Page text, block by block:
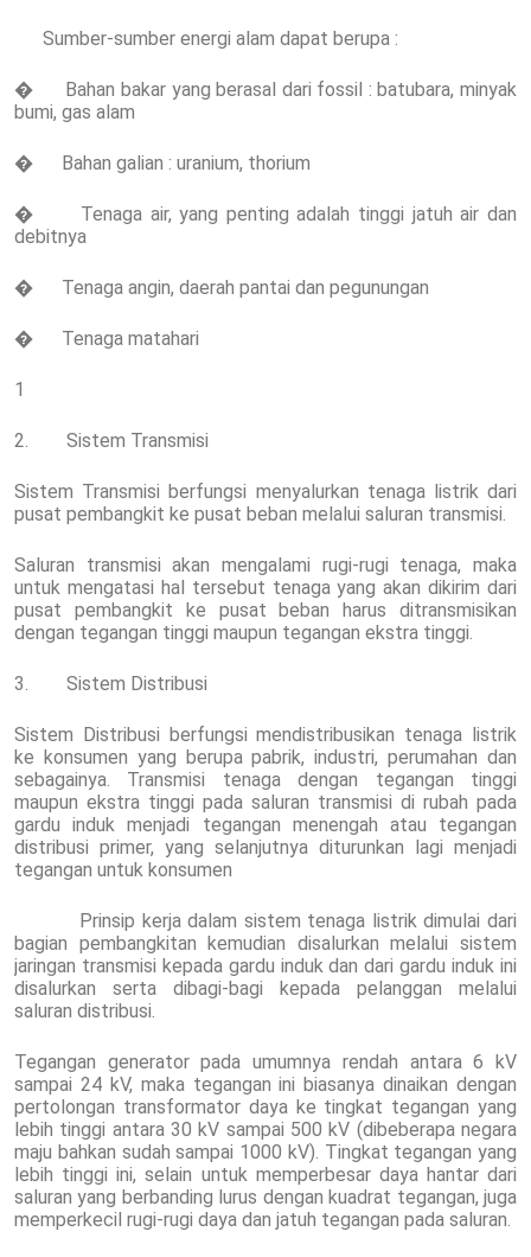
Sumber-sumber energi alam dapat berupa :
� Bahan bakar yang berasal dari fossil : batubara, minyak
bumi, gas alam
� Bahan galian : uranium, thorium
� Tenaga air, yang penting adalah tinggi jatuh air dan
debitnya
� Tenaga angin, daerah pantai dan pegunungan
� Tenaga matahari
1
2. Sistem Transmisi
Sistem Transmisi berfungsi menyalurkan tenaga listrik dari
pusat pembangkit ke pusat beban melalui saluran transmisi.
Saluran transmisi akan mengalami rugi-rugi tenaga, maka
untuk mengatasi hal tersebut tenaga yang akan dikirim dari
pusat pembangkit ke pusat beban harus ditransmisikan
dengan tegangan tinggi maupun tegangan ekstra tinggi.
3. Sistem Distribusi
Sistem Distribusi berfungsi mendistribusikan tenaga listrik
ke konsumen yang berupa pabrik, industri, perumahan dan
sebagainya. Transmisi tenaga dengan tegangan tinggi
maupun ekstra tinggi pada saluran transmisi di rubah pada
gardu induk menjadi tegangan menengah atau tegangan
distribusi primer, yang selanjutnya diturunkan lagi menjadi
tegangan untuk konsumen
Prinsip kerja dalam sistem tenaga listrik dimulai dari
bagian pembangkitan kemudian disalurkan melalui sistem
jaringan transmisi kepada gardu induk dan dari gardu induk ini
disalurkan serta dibagi-bagi kepada pelanggan melalui
saluran distribusi.
Tegangan generator pada umumnya rendah antara 6 kV
sampai 24 kV, maka tegangan ini biasanya dinaikan dengan
pertolongan transformator daya ke tingkat tegangan yang
lebih tinggi antara 30 kV sampai 500 kV (dibeberapa negara
maju bahkan sudah sampai 1000 kV). Tingkat tegangan yang
lebih tinggi ini, selain untuk memperbesar daya hantar dari
saluran yang berbanding lurus dengan kuadrat tegangan, juga
memperkecil rugi-rugi daya dan jatuh tegangan pada saluran.